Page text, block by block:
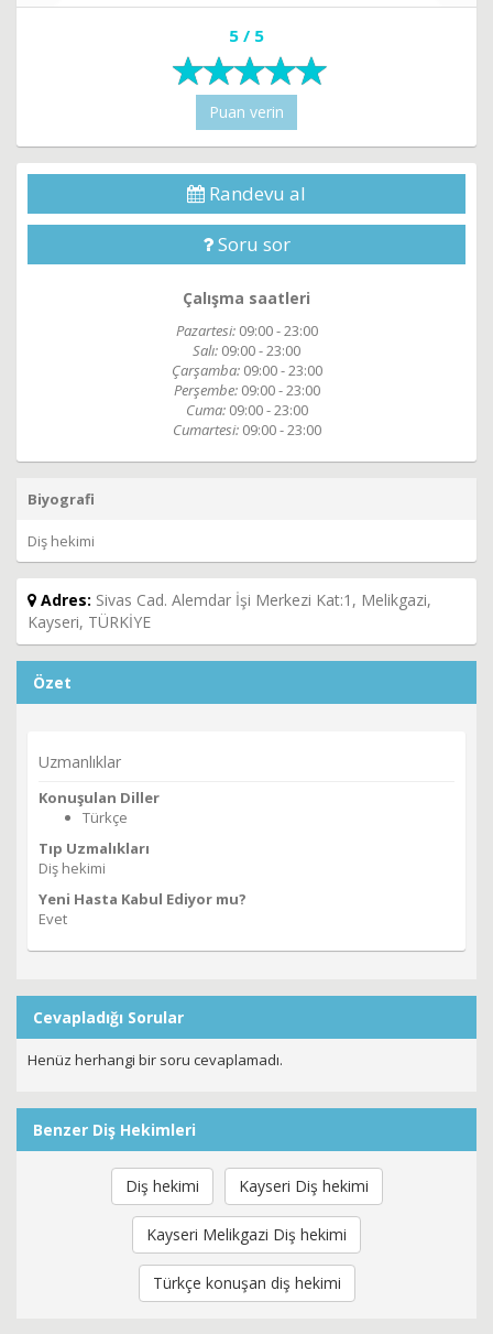
5 / 5
Puan verin
Randevu al
Soru sor
Çalışma saatleri
Pazartesi: 09:00 - 23:00
Salı: 09:00 - 23:00
Çarşamba: 09:00 - 23:00
Perşembe: 09:00 - 23:00
Cuma: 09:00 - 23:00
Cumartesi: 09:00 - 23:00
Biyografi
Diş hekimi
Adres: Sivas Cad. Alemdar İşi Merkezi Kat:1, Melikgazi,
Kayseri, TÜRKİYE
Özet
Uzmanlıklar
Konuşulan Diller
Türkçe
Tıp Uzmalıkları
Diş hekimi
Yeni Hasta Kabul Ediyor mu?
Evet
Cevapladığı Sorular
Henüz herhangi bir soru cevaplamadı.
Benzer Diş Hekimleri
Diş hekimi Kayseri Diş hekimi
Kayseri Melikgazi Diş hekimi
Türkçe konuşan diş hekimi